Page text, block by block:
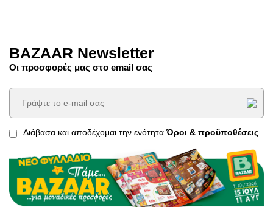
BAZAAR Newsletter
Οι προσφορές μας στο email σας
Διάβασα και αποδέχομαι την ενότηταΌροι & προϋποθέσεις